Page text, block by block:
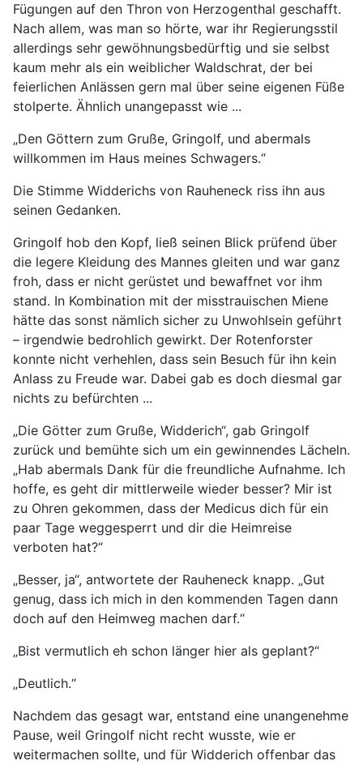
Fügungen auf den Thron von Herzogenthal geschafft.
Nach allem, was man so hörte, war ihr Regierungsstil
allerdings sehr gewöhnungsbedürftig und sie selbst
kaum mehr als ein weiblicher Waldschrat, der bei
feierlichen Anlässen gern mal über seine eigenen Füße
stolperte. Ähnlich unangepasst wie ...
„Den Göttern zum Gruße, Gringolf, und abermals
willkommen im Haus meines Schwagers.“
Die Stimme Widderichs von Rauheneck riss ihn aus
seinen Gedanken.
Gringolf hob den Kopf, ließ seinen Blick prüfend über
die legere Kleidung des Mannes gleiten und war ganz
froh, dass er nicht gerüstet und bewaffnet vor ihm
stand. In Kombination mit der misstrauischen Miene
hätte das sonst nämlich sicher zu Unwohlsein geführt
– irgendwie bedrohlich gewirkt. Der Rotenforster
konnte nicht verhehlen, dass sein Besuch für ihn kein
Anlass zu Freude war. Dabei gab es doch diesmal gar
nichts zu befürchten ...
„Die Götter zum Gruße, Widderich“, gab Gringolf
zurück und bemühte sich um ein gewinnendes Lächeln.
„Hab abermals Dank für die freundliche Aufnahme. Ich
hoffe, es geht dir mittlerweile wieder besser? Mir ist
zu Ohren gekommen, dass der Medicus dich für ein
paar Tage weggesperrt und dir die Heimreise
verboten hat?“
„Besser, ja“, antwortete der Rauheneck knapp. „Gut
genug, dass ich mich in den kommenden Tagen dann
doch auf den Heimweg machen darf.“
„Bist vermutlich eh schon länger hier als geplant?“
„Deutlich.“
Nachdem das gesagt war, entstand eine unangenehme
Pause, weil Gringolf nicht recht wusste, wie er
weitermachen sollte, und für Widderich offenbar das